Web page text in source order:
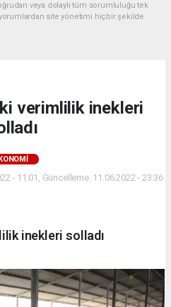
veya dolaylı tüm sorumluluğu tek
site yönetimi hiçbir şekilde
verimlilik inekleri
- 11:01, Güncelleme: 11.06.2022 - 23:36
inekleri solladı